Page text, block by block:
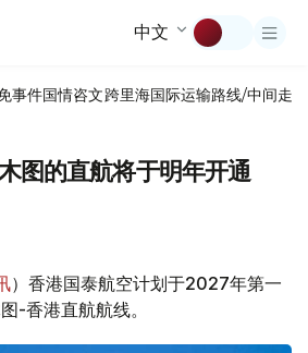
中文
事件国情咨文跨里海国际运输路线/中间走廊
图的直航将于明年开通
）香港国泰航空计划于2027年第一
-香港直航航线。